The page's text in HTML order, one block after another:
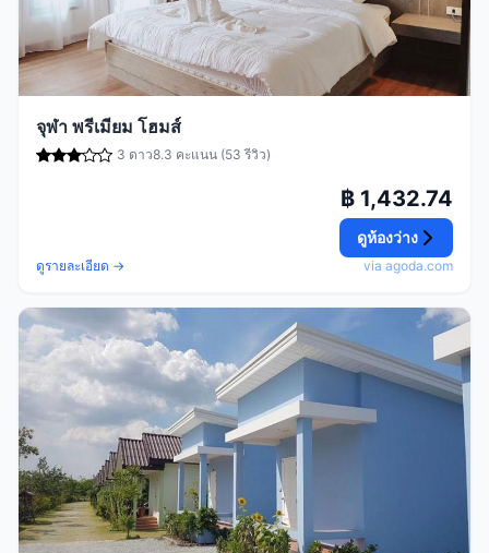
จุฬา พรีเมียม โฮมส์
3 ดาว8.3 คะแนน (53 รีวิว)
ดูรายละเอียด →
฿ 1,432.74
ดูห้องว่าง
via agoda.com